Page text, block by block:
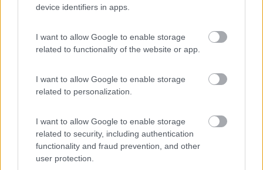
device identifiers in apps.
I want to allow Google to enable storage
related to functionality of the website or app.
I want to allow Google to enable storage
related to personalization.
I want to allow Google to enable storage
related to security, including authentication
functionality and fraud prevention, and other
user protection.
Area di sosta (AA)
Azienda agricola Al Palazzetto
10 2
Servizi / Posizione
A 900 m dal borgo medievale, agriturismo con servizio